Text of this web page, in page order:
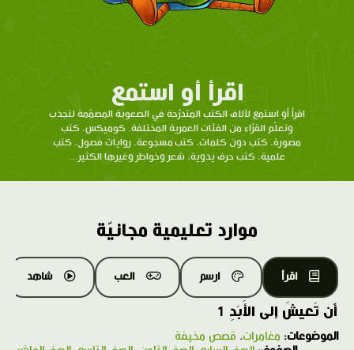
اقرأ أو استمع
اقرأ أو استمع لآلاف الكتب المتدرّحة في الصعوبة المصمّمة لتجذب
وتعلّم القرّاء من الفئات العمرية المختلفة. كوميكس، كتب
مصورة، كتب دون كلمات، كتب مسجوعة، روايات فصول، كتب
علمية، كتب حرف يدوية، شعر وخواطر وغيرها الكثير...
موارد تعليمية مجانيّة
اقرأ ارسم العب شاهد
أَن تَعيشَ إلى الأَبَدِ 1
الموضوعات: مغامرات، قصص مخيفة